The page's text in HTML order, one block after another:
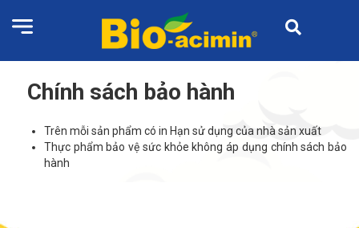
Chính sách bảo hành
Trên mỗi sản phẩm có in Hạn sử dụng của nhà sản xuất
Thực phẩm bảo vệ sức khỏe không áp dụng chính sách bảo
hành